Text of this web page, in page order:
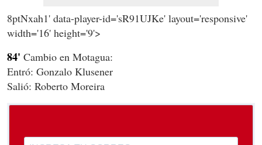
8ptNxah1' data-player-id='sR91UJKe' layout='responsive'
width='16' height='9'>
84' Cambio en Motagua:
Entró: Gonzalo Klusener
Salió: Roberto Moreira